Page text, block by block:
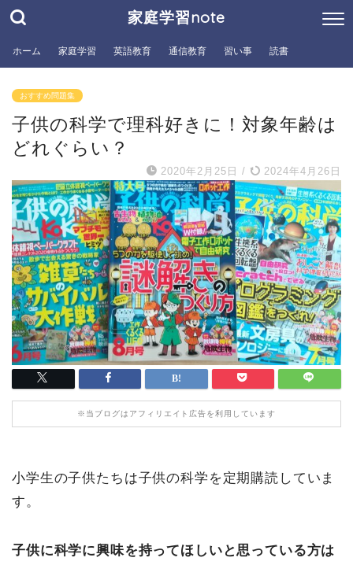
家庭学習note
ホーム 家庭学習 英語教育 通信教育 習い事 読書
おすすめ問題集
子供の科学で理科好きに！対象年齢は
どれぐらい？
2020年2月25日 / 2024年4月26日
※当ブログはアフィリエイト広告を利用しています
小学生の子供たちは子供の科学を定期購読していま
す。
子供に科学に興味を持ってほしいと思っている方は